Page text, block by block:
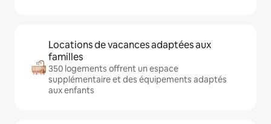
Locations de vacances adaptées aux
familles
350 logements offrent un espace
supplémentaire et des équipements adaptés
aux enfants